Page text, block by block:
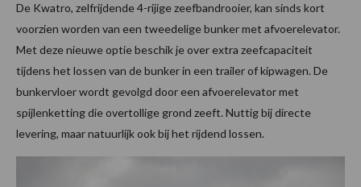
De Kwatro, zelfrijdende 4-rijige zeefbandrooier, kan sinds kort
voorzien worden van een tweedelige bunker met afvoerelevator.
Met deze nieuwe optie beschik je over extra zeefcapaciteit
tijdens het lossen van de bunker in een trailer of kipwagen. De
bunkervloer wordt gevolgd door een afvoerelevator met
spijlenketting die overtollige grond zeeft. Nuttig bij directe
levering, maar natuurlijk ook bij het rijdend lossen.